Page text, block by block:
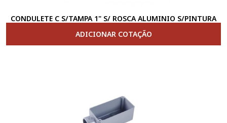
CONDULETE C S/TAMPA 1" S/ ROSCA ALUMINIO S/PINTURA
ADICIONAR COTAÇÃO